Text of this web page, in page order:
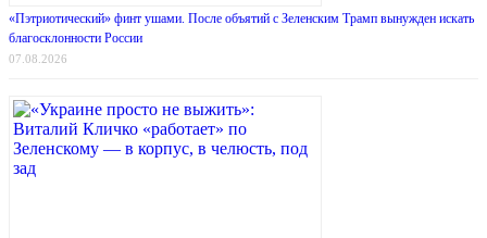
«Пэтриотический» финт ушами. После объятий с Зеленским Трамп вынужден искать
благосклонности России
07.08.2026